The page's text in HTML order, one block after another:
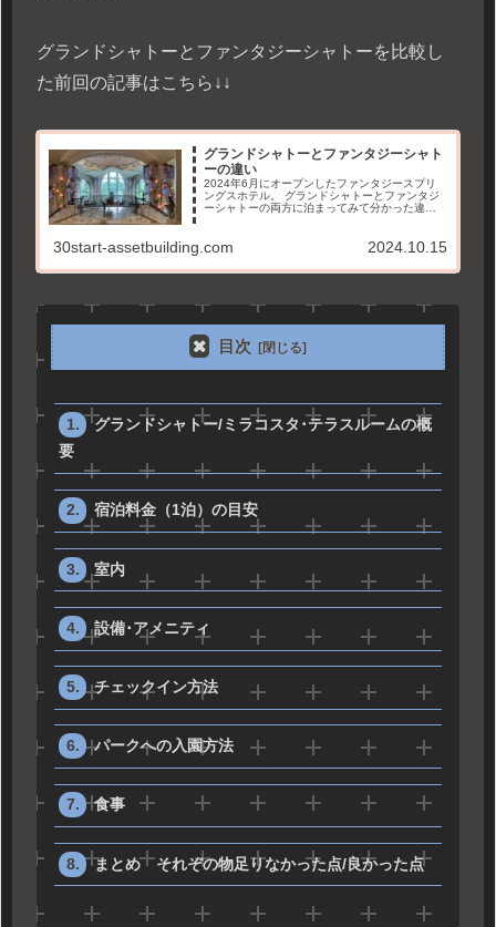
グランドシャトーとファンタジーシャトーを比較し
た前回の記事はこちら↓↓
グランドシャトーとファンタジーシャト
ーの違い
2024年6月にオープンしたファンタジースプリ
ングスホテル。 グランドシャトーとファンタジ
ーシャトーの両方に泊まってみて分かった違い
30start-assetbuilding.com 2024.10.15
目次
グランドシャトー/ミラコスタ･テラスルームの概
要
宿泊料金（1泊）の目安
室内
設備･アメニティ
チェックイン方法
パークへの入園方法
食事
まとめ それぞの物足りなかった点/良かった点